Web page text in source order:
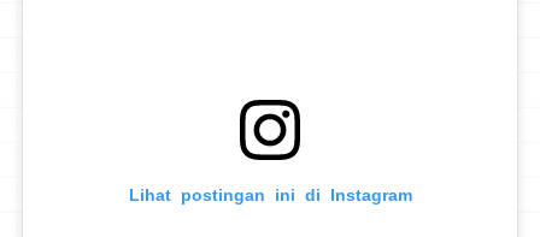
Lihat postingan ini di Instagram